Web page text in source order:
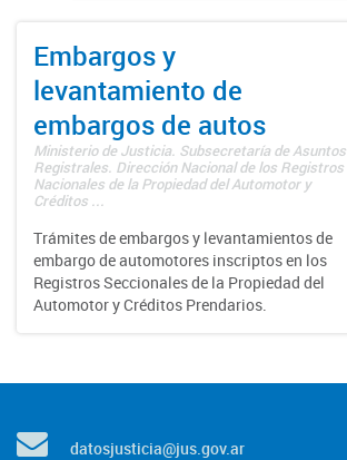
Embargos y
levantamiento de
embargos de autos
Ministerio de Justicia. Subsecretaría de Asuntos
Registrales. Dirección Nacional de los Registros
Nacionales de la Propiedad del Automotor y
Créditos ...
Trámites de embargos y levantamientos de
embargo de automotores inscriptos en los
Registros Seccionales de la Propiedad del
Automotor y Créditos Prendarios.
datosjusticia@jus.gov.ar